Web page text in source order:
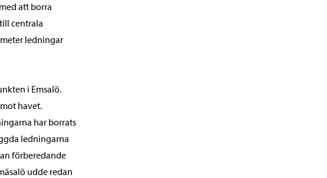
att borra
centrala
ledningar
i Emsalö.
havet.
har borrats
ledningarna
förberedande
udde redan